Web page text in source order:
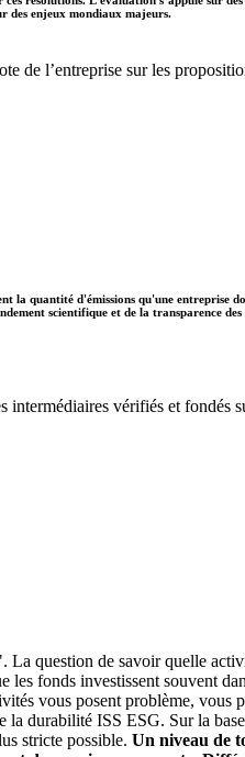
des enjeux mondiaux majeurs.
de l’entreprise sur les
la quantité d'émissions qu'une entreprise
scientifique et de la transparence
vérifiés et fondés
question de savoir quelle
les fonds investissent souvent
vous posent problème, vous
durabilité ISS ESG. Sur la
stricte possible. Un niveau de